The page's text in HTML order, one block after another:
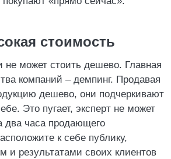
стоимость
не может стоить дешево. Главная
компаний – демпинг. Продавая
дешево, они подчеркивают
Это пугает, эксперт не может
два часа продающего
к себе публику,
и результатами своих клиентов